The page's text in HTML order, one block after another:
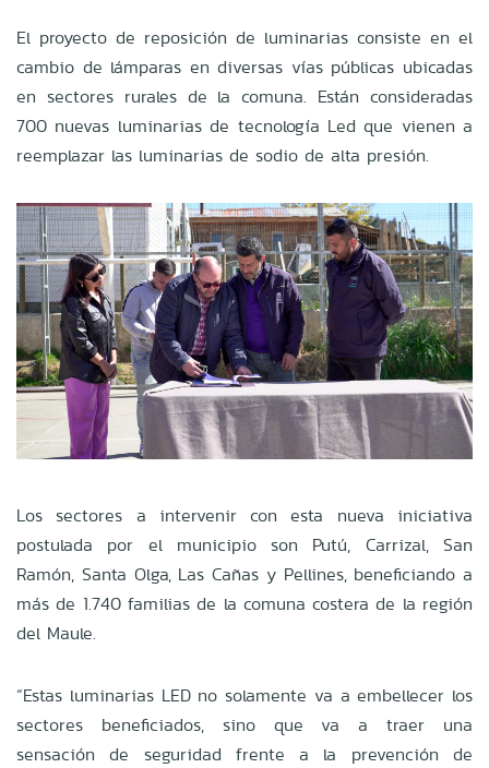
El proyecto de reposición de luminarias consiste en el
cambio de lámparas en diversas vías públicas ubicadas
en sectores rurales de la comuna. Están consideradas
700 nuevas luminarias de tecnología Led que vienen a
reemplazar las luminarias de sodio de alta presión.
Los sectores a intervenir con esta nueva iniciativa
postulada por el municipio son Putú, Carrizal, San
Ramón, Santa Olga, Las Cañas y Pellines, beneficiando a
más de 1.740 familias de la comuna costera de la región
del Maule.
“Estas luminarias LED no solamente va a embellecer los
sectores beneficiados, sino que va a traer una
sensación de seguridad frente a la prevención de